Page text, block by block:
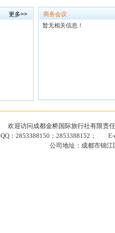
更多>>
商务会议
暂无相关信息！
欢迎访问成都金桥国际旅行社有限责
QQ：2853388150；2853388152； E-
公司地址：成都市锦